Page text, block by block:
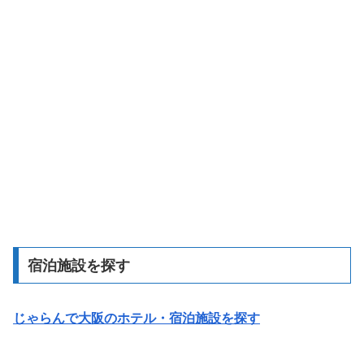
宿泊施設を探す
じゃらんで大阪のホテル・宿泊施設を探す